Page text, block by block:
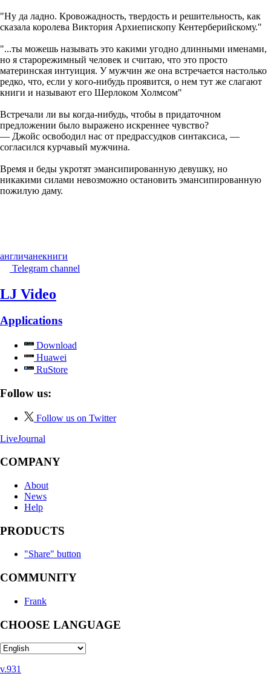
"Ну да ладно. Кровожадность, твердость и решительность, как
сказала королева Виктория Архиепископу Кентерберийскому."
"...ты можешь называть это какими угодно длинными именами,
но я старорежимный человек и считаю, что это просто
материнская интуиция. У мужчин же она встречается настолько
редко, что, если у кого-нибудь проявится, о нем тут же слагают
книги и называют его Шерлоком Холмсом"
Встречали ли вы когда-нибудь, чтобы в придаточном
предложении было выражено искреннее чувство?
— Джойс освободил нас от предрассудков синтаксиса, —
согласился курчавый мужчина.
Время и беды укротят эмансипированную девушку, но
никакими силами невозможно остановить эмансипированную
пожилую даму.
англичанекниги
Telegram channel
LJ Video
Applications
Download
Huawei
RuStore
Follow us:
Follow us on Twitter
LiveJournal
COMPANY
About
News
Help
PRODUCTS
"Share" button
COMMUNITY
Frank
CHOOSE LANGUAGE
v.931